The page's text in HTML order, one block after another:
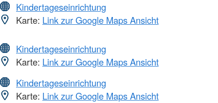
Kindertageseinrichtung
Karte: Link zur Google Maps Ansicht
Kindertageseinrichtung
Karte: Link zur Google Maps Ansicht
Kindertageseinrichtung
Karte: Link zur Google Maps Ansicht